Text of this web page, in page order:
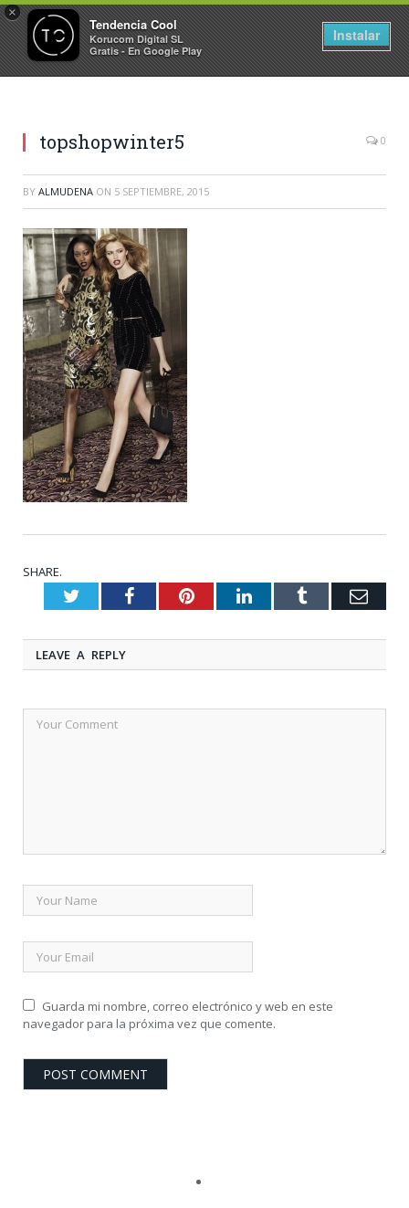
×
Tendencia Cool
Korucom Digital SL
Gratis - En Google Play
Instalar
topshopwinter5 0
BY ALMUDENA ON 5 SEPTIEMBRE, 2015
SHARE.
TwitterFacebookPinterestLinkedInTumblr
LEAVE A REPLY
Guarda mi nombre, correo electrónico y web en este
navegador para la próxima vez que comente.